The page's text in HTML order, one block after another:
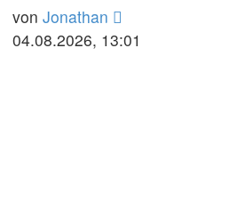
von Jonathan
04.08.2026, 13:01